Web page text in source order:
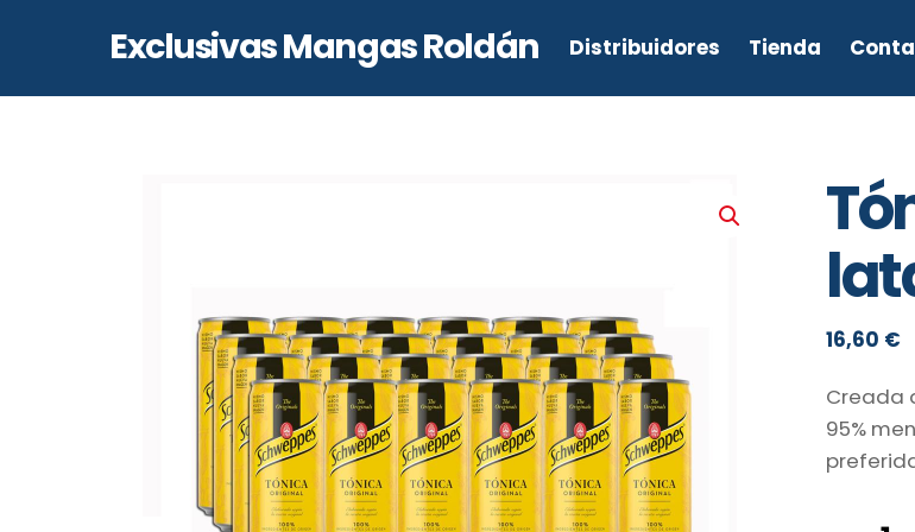
Exclusivas Mangas Roldán Distribuidores Tienda
16,60 €
Creada
95%